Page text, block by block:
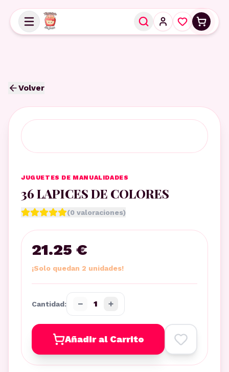
Volver
JUGUETES DE MANUALIDADES
36 LAPICES DE COLORES
(0 valoraciones)
21.25 €
¡Solo quedan 2 unidades!
Cantidad: − 1 +
Añadir al Carrito